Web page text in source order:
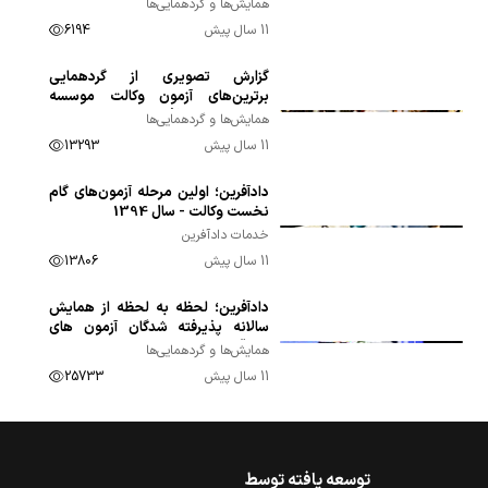
همایش‌ها و گردهمایی‌ها
11 سال پیش
6194
گزارش تصویری از گردهمایی
برترین‌های آزمون وکالت موسسه
مشاهیر مهر دادآفرین - سال 1393
همایش‌ها و گردهمایی‌ها
11 سال پیش
13293
دادآفرین؛ اولین مرحله آزمون‌های گام
نخست وکالت - سال 1394
خدمات دادآفرین
11 سال پیش
13806
دادآفرین؛ لحظه به لحظه از همایش
سالانه پذیرفته شدگان آزمون های
حقوقی موسسه - سال 1393
همایش‌ها و گردهمایی‌ها
11 سال پیش
25733
توسعه یافته توسط